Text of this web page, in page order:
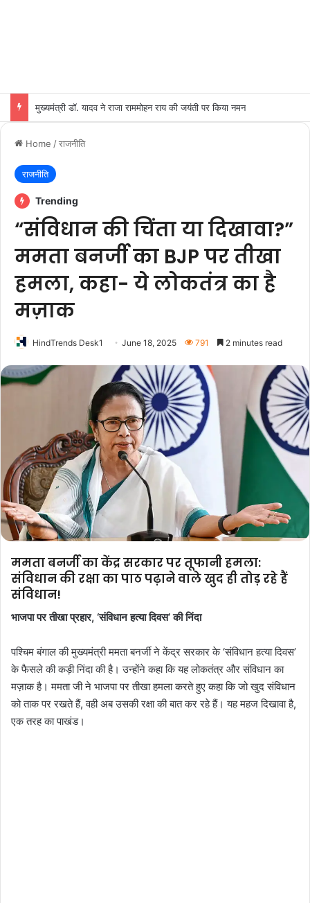
मुख्यमंत्री डॉ. यादव ने राजा राममोहन राय की जयंती पर किया नमन
Home /राजनीति
राजनीति
Trending
“संविधान की चिंता या दिखावा?”
ममता बनर्जी का BJP पर तीखा
हमला, कहा- ये लोकतंत्र का है
मज़ाक
HindTrends Desk1 June 18, 2025 791 2 minutes read
ममता बनर्जी का केंद्र सरकार पर तूफानी हमला:
संविधान की रक्षा का पाठ पढ़ाने वाले खुद ही तोड़ रहे हैं
संविधान!
भाजपा पर तीखा प्रहार, ‘संविधान हत्या दिवस’ की निंदा
पश्चिम बंगाल की मुख्यमंत्री ममता बनर्जी ने केंद्र सरकार के ‘संविधान हत्या दिवस’
के फैसले की कड़ी निंदा की है। उन्होंने कहा कि यह लोकतंत्र और संविधान का
मज़ाक है। ममता जी ने भाजपा पर तीखा हमला करते हुए कहा कि जो खुद संविधान
को ताक पर रखते हैं, वही अब उसकी रक्षा की बात कर रहे हैं। यह महज दिखावा है,
एक तरह का पाखंड।